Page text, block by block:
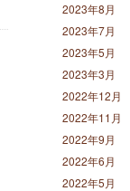
2023年8月
2023年7月
2023年5月
2023年3月
2022年12月
2022年11月
2022年9月
2022年6月
2022年5月